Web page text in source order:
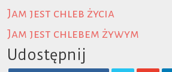
Jam jest chleb życia
Jam jest chlebem żywym
Udostępnij